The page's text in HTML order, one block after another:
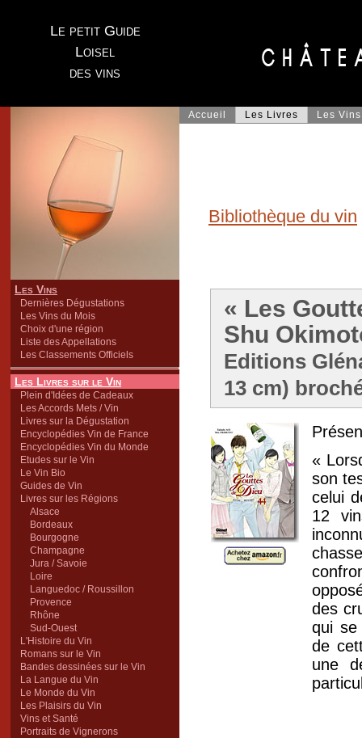
Le petit Guide
Loisel
des vins
Les Vins
Dernières Dégustations
Les Vins du Mois
Choix d'une région
Liste des Appellations
Les Classements Officiels
Les Livres sur le Vin
Plein d'Idées de Cadeaux
Les Accords Mets / Vin
Livres sur la Dégustation
Encyclopédies Vin de France
Encyclopédies Vin du Monde
Etudes sur le Vin
Le Vin Bio
Guides de Vin
Livres sur les Régions
Alsace
Bordeaux
Bourgogne
Champagne
Jura / Savoie
Loire
Languedoc / Roussillon
Provence
Rhône
Sud-Ouest
L'Histoire du Vin
Romans sur le Vin
Bandes dessinées sur le Vin
La Langue du Vin
Le Monde du Vin
Les Plaisirs du Vin
Vins et Santé
Portraits de Vignerons
Accueil Les Livres Les Vins
Bibliothèque du vin
« Les
Shu
Editions
13 cm)
«
son
celui
12
des
qui se
de
une